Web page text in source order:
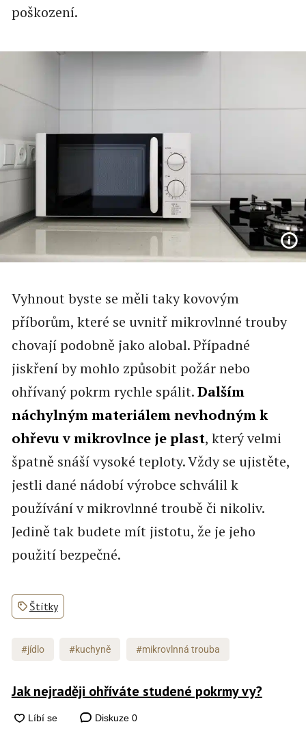
poškození.
Vyhnout byste se měli taky kovovým
příborům, které se uvnitř mikrovlnné trouby
chovají podobně jako alobal. Případné
jiskření by mohlo způsobit požár nebo
ohřívaný pokrm rychle spálit.Dalším
náchylným materiálem nevhodným k
ohřevu v mikrovlnce je plast, který velmi
špatně snáší vysoké teploty. Vždy se ujistěte,
jestli dané nádobí výrobce schválil k
používání v mikrovlnné troubě či nikoliv.
Jedině tak budete mít jistotu, že je jeho
použití bezpečné.
Štítky
#jídlo #kuchyně #mikrovlnná trouba
Jak nejraději ohříváte studené pokrmy vy?
Diskuze 0